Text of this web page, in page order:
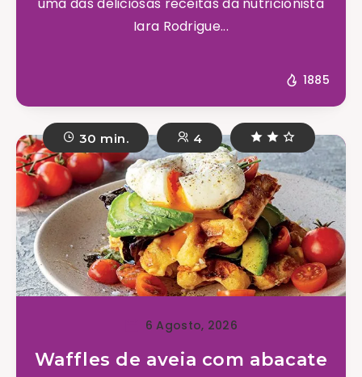
Iara Rodrigue...
1885
30 min. 4
6 Agosto, 2026
Waffles de aveia com abacate